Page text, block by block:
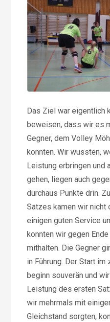
Das Ziel war eigentlich
beweisen, dass wir es
Gegner, dem Volley
konnten. Wir wussten,
Leistung erbringen und
gehen, liegen auch
durchaus Punkte drin.
Satzes kamen wir nicht
einigen guten Service
konnten wir gegen
mithalten. Die Gegner
in Führung. Der Start
beginn souverän und
Leistung des ersten
wir mehrmals mit
Gleichstand sorgten,